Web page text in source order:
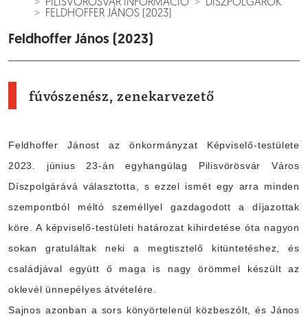
PILISVÖRÖSVÁR INFORMÁCIÓ
DÍSZPOLGÁROK
FELDHOFFER JÁNOS (2023)
Feldhoffer János (2023)
fúvószenész, zenekarvezető
Feldhoffer Jánost az önkormányzat Képviselő-testülete
2023. június 23-án egyhangúlag Pilisvörösvár Város
Díszpolgárává választotta, s ezzel ismét egy arra minden
szempontból méltó személlyel gazdagodott a díjazottak
köre. A képviselő-testületi határozat kihirdetése óta nagyon
sokan gratuláltak neki a megtisztelő kitüntetéshez, és
családjával együtt ő maga is nagy örömmel készült az
oklevél ünnepélyes átvételére.
Sajnos azonban a sors könyörtelenül közbeszólt, és János